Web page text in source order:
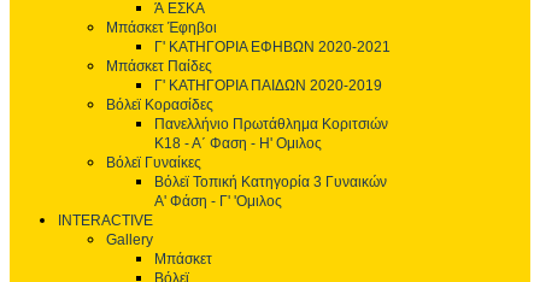
Ά ΕΣΚΑ
Μπάσκετ Έφηβοι
Γ' ΚΑΤΗΓΟΡΙΑ ΕΦΗΒΩΝ 2020-2021
Μπάσκετ Παίδες
Γ' ΚΑΤΗΓΟΡΙΑ ΠΑΙΔΩΝ 2020-2019
Βόλεϊ Κορασίδες
Πανελλήνιο Πρωτάθλημα Κοριτσιών
Κ18 - Α΄ Φαση - H' Ομιλος
Βόλεϊ Γυναίκες
Βόλεϊ Τοπική Κατηγορία 3 Γυναικών
Α' Φάση - Γ' 'Ομιλος
INTERACTIVE
Gallery
Μπάσκετ
Βόλεϊ